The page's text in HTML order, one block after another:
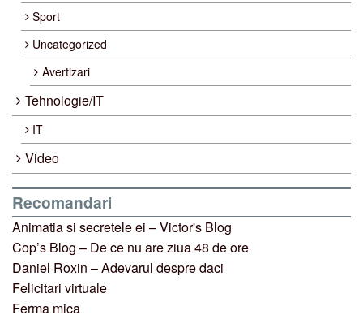
Sport
Uncategorized
Avertizari
Tehnologie/IT
IT
Video
Recomandari
Animatia si secretele ei – Victor's Blog
Cop’s Blog – De ce nu are ziua 48 de ore
Daniel Roxin – Adevarul despre daci
Felicitari virtuale
Ferma mica